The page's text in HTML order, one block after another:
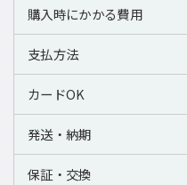
購入時にかかる費用
支払方法
カードOK
発送・納期
保証・交換